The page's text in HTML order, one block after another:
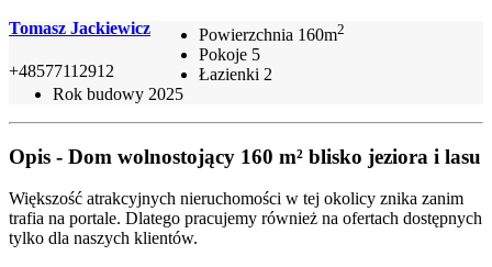
Tomasz Jackiewicz
+48577112912
Powierzchnia 160m2
Pokoje 5
Łazienki 2
Rok budowy 2025
Opis - Dom wolnostojący 160 m² blisko jeziora i lasu
Większość atrakcyjnych nieruchomości w tej okolicy znika zanim
trafia na portale. Dlatego pracujemy również na ofertach dostępnych
tylko dla naszych klientów.